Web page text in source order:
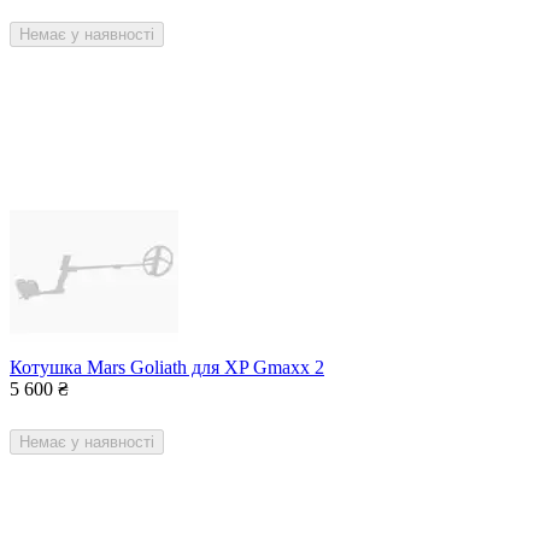
Немає у наявності
Котушка Mars Goliath для XP Gmaxx 2
5 600 ₴
Немає у наявності